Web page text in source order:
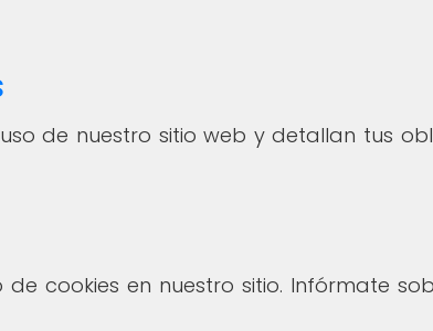
de nuestro sitio web y detallan tus
de cookies en nuestro sitio. Infórmate